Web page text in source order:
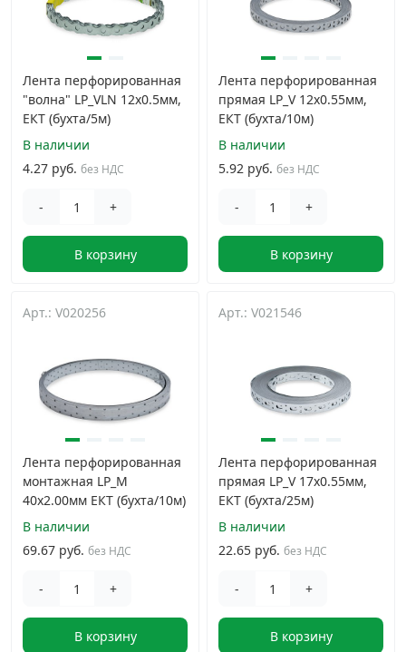
Комплекты и наборы крепежа
Кронштейны и крюки хозяйственные ›
Метрический крепеж
Нержавеющий крепеж
Лента перфорированная
"волна" LP_VLN 12x0.5мм,
ЕКТ (бухта/5м)
В наличии
4.27 руб. без НДС
- +
В корзину
Лента перфорированная
прямая LP_V 12x0.55мм,
ЕКТ (бухта/10м)
В наличии
5.92 руб. без НДС
- +
В корзину
Арт.: V020256
Лента перфорированная
монтажная LP_M
40x2.00мм ЕКТ (бухта/10м)
В наличии
69.67 руб. без НДС
- +
В корзину
Арт.: V021546
Лента перфорированная
прямая LP_V 17x0.55мм,
ЕКТ (бухта/25м)
В наличии
22.65 руб. без НДС
- +
В корзину